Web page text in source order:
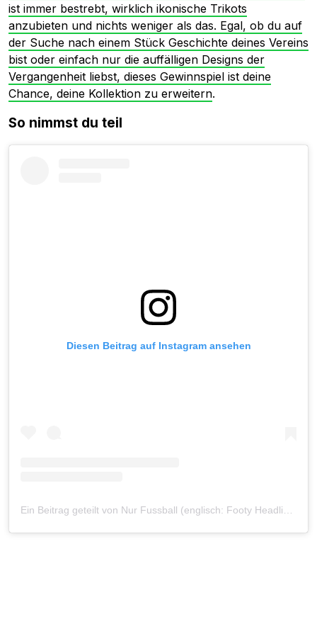
ist immer bestrebt, wirklich ikonische Trikots
anzubieten und nichts weniger als das. Egal, ob du auf
der Suche nach einem Stück Geschichte deines Vereins
bist oder einfach nur die auffälligen Designs der
Vergangenheit liebst, dieses Gewinnspiel ist deine
Chance, deine Kollektion zu erweitern.
So nimmst du teil
Diesen Beitrag auf Instagram ansehen